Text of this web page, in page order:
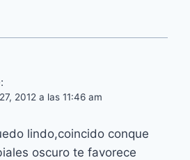
2012 a las 11:46 am
lindo,coincido conque
oscuro te favorece